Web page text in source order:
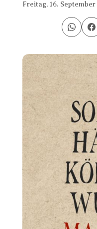
Freitag, 16. September